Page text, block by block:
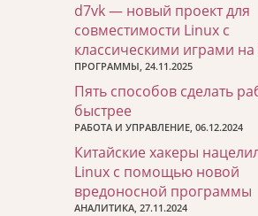
d7vk — новый проект для
совместимости Linux с
классическими играми
ПРОГРАММЫ, 24.11.2025
Пять способов сделать
быстрее
РАБОТА И УПРАВЛЕНИЕ, 06.12.2024
Китайские хакеры
Linux с помощью новой
вредоносной программы
АНАЛИТИКА, 27.11.2024